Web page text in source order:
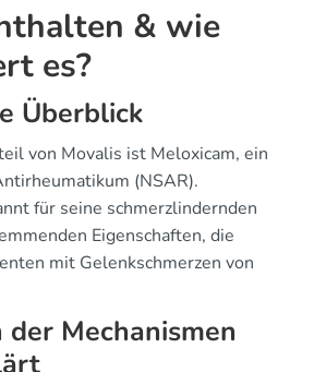
& wie
es?
Überblick
von Movalis ist Meloxicam, ein
(NSAR).
für seine schmerzlindernden
Eigenschaften, die
mit Gelenkschmerzen von
Mechanismen